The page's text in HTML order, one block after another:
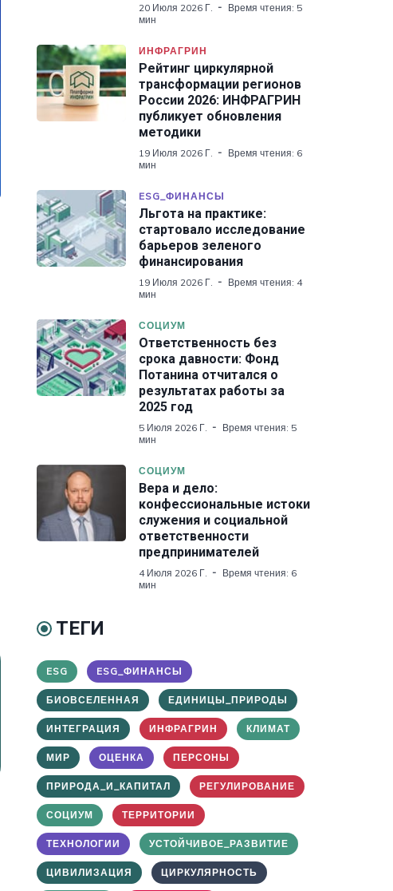
20 Июля 2026 Г.
Время чтения: 5
мин
ИНФРАГРИН
Рейтинг циркулярной
трансформации регионов
России 2026: ИНФРАГРИН
публикует обновления
методики
19 Июля 2026 Г.
Время чтения: 6
мин
ESG_ФИНАНСЫ
Льгота на практике:
стартовало исследование
барьеров зеленого
финансирования
19 Июля 2026 Г.
Время чтения: 4
мин
СОЦИУМ
Ответственность без
срока давности: Фонд
Потанина отчитался о
результатах работы за
2025 год
5 Июля 2026 Г.
Время чтения: 5
мин
СОЦИУМ
Вера и дело:
конфессиональные истоки
служения и социальной
ответственности
предпринимателей
4 Июля 2026 Г.
Время чтения: 6
мин
ТЕГИ
ESG ESG_ФИНАНСЫ
БИОВСЕЛЕННАЯ ЕДИНИЦЫ_ПРИРОДЫ
ИНТЕГРАЦИЯ ИНФРАГРИН КЛИМАТ
МИР ОЦЕНКА ПЕРСОНЫ
ПРИРОДА_И_КАПИТАЛ РЕГУЛИРОВАНИЕ
СОЦИУМ ТЕРРИТОРИИ
ТЕХНОЛОГИИ УСТОЙЧИВОЕ_РАЗВИТИЕ
ЦИВИЛИЗАЦИЯ ЦИРКУЛЯРНОСТЬ